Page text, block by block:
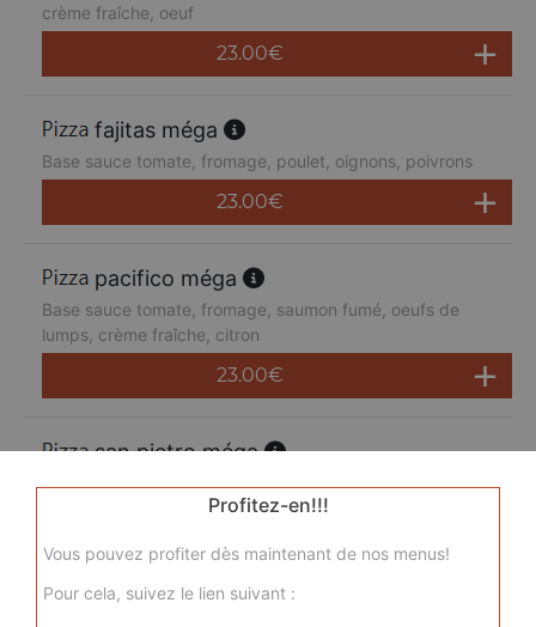
crème fraîche, oeuf
23.00€
fajitas méga
Base sauce tomate, fromage, poulet, oignons, poivrons
23.00€
pacifico méga
Base sauce tomate, fromage, saumon fumé, oeufs de
lumps, crème fraîche, citron
23.00€
san pietro méga
Base sauce tomate, fromage, chorizo, jambon de dinde,
merguez, champignons
23.00€
Profitez-en!!!
Vous pouvez profiter dès maintenant de nos menus!
Pour cela, suivez le lien suivant :